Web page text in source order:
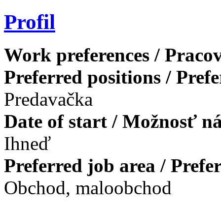
Profil
Work preferences /
Preferred positions /
Predavačka
Date of start / Možnosť
Ihneď
Preferred job area /
Obchod, maloobchod